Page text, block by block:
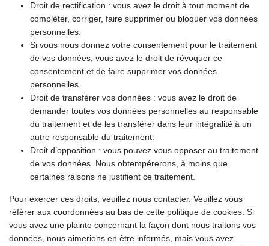
Droit de rectification : vous avez le droit à tout moment de
compléter, corriger, faire supprimer ou bloquer vos données
personnelles.
Si vous nous donnez votre consentement pour le traitement
de vos données, vous avez le droit de révoquer ce
consentement et de faire supprimer vos données
personnelles.
Droit de transférer vos données : vous avez le droit de
demander toutes vos données personnelles au responsable
du traitement et de les transférer dans leur intégralité à un
autre responsable du traitement.
Droit d’opposition : vous pouvez vous opposer au traitement
de vos données. Nous obtempérerons, à moins que
certaines raisons ne justifient ce traitement.
Pour exercer ces droits, veuillez nous contacter. Veuillez vous
référer aux coordonnées au bas de cette politique de cookies. Si
vous avez une plainte concernant la façon dont nous traitons vos
données, nous aimerions en être informés, mais vous avez